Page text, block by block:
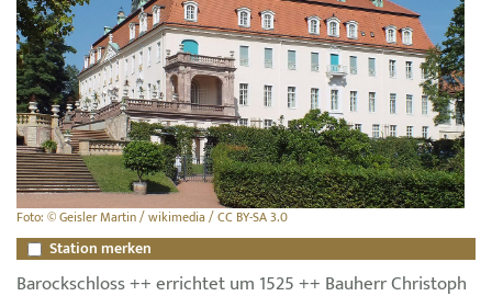
Foto: © Geisler Martin / wikimedia / CC BY-SA 3.0
Station merken
Barockschloss ++ errichtet um 1525 ++ Bauherr Christoph